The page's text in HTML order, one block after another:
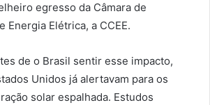
egresso da Câmara de
Energia Elétrica, a CCEE.
de o Brasil sentir esse impacto,
Unidos já alertavam para os
solar espalhada. Estudos